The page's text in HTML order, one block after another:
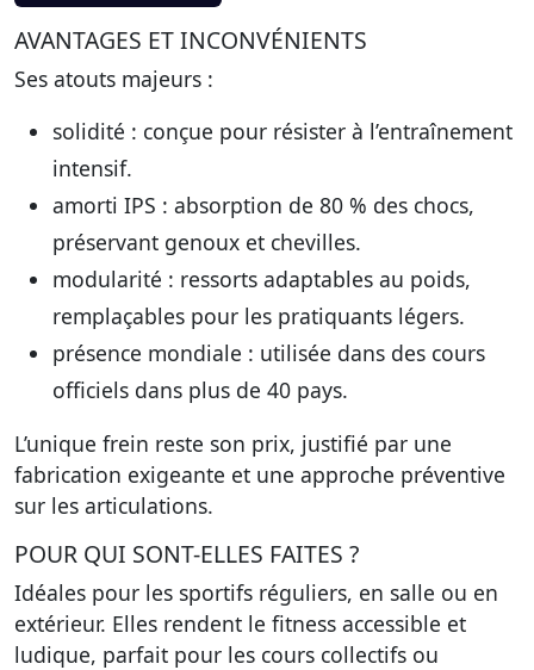
AVANTAGES ET INCONVÉNIENTS
Ses atouts majeurs :
solidité : conçue pour résister à l’entraînement
intensif.
amorti IPS : absorption de 80 % des chocs,
préservant genoux et chevilles.
modularité : ressorts adaptables au poids,
remplaçables pour les pratiquants légers.
présence mondiale : utilisée dans des cours
officiels dans plus de 40 pays.
L’unique frein reste son prix, justifié par une
fabrication exigeante et une approche préventive
sur les articulations.
POUR QUI SONT-ELLES FAITES ?
Idéales pour les sportifs réguliers, en salle ou en
extérieur. Elles rendent le fitness accessible et
ludique, parfait pour les cours collectifs ou